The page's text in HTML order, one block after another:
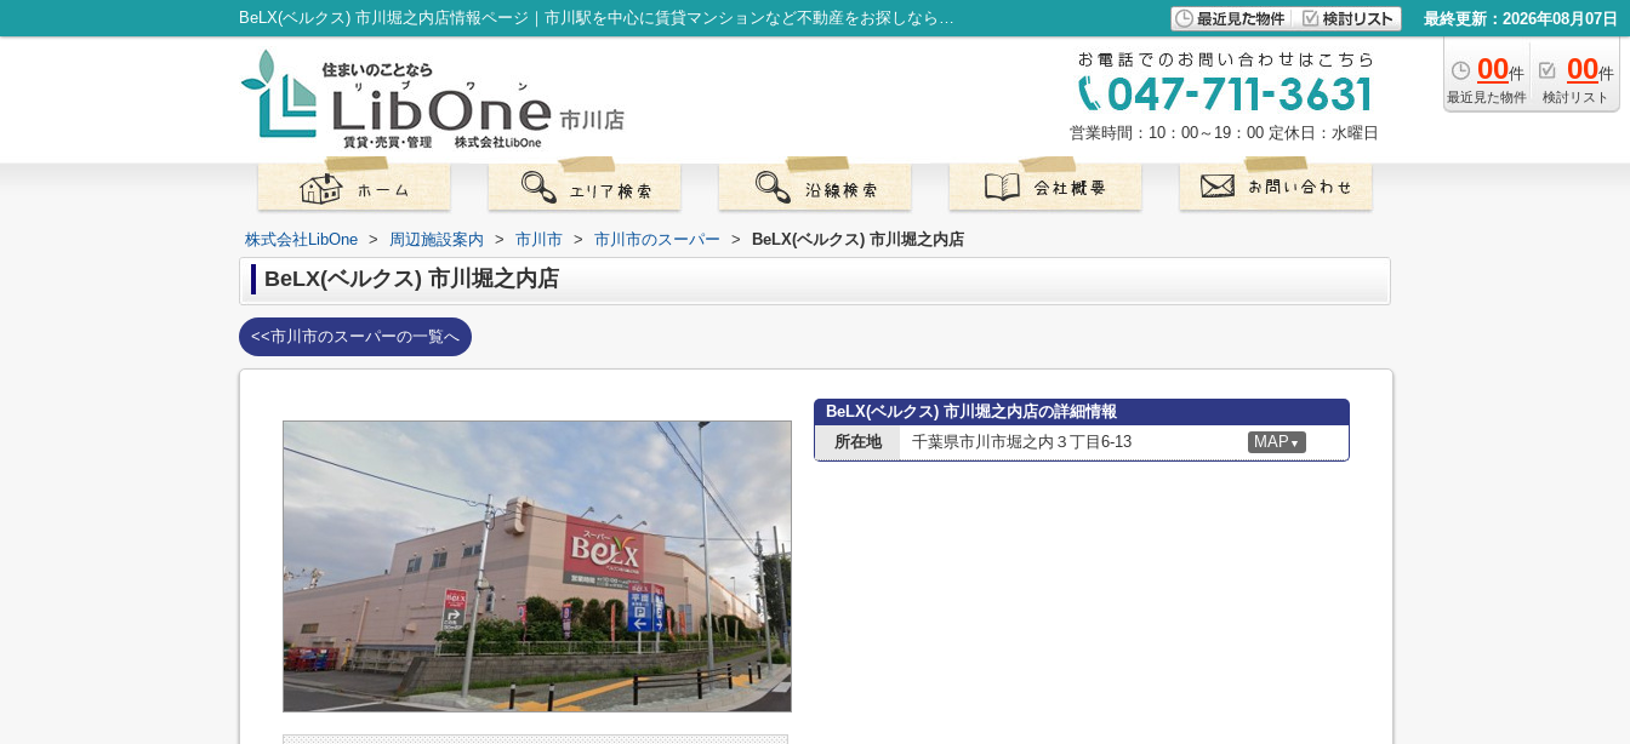
BeLX(ベルクス) 市川堀之内店情報ページ｜市川駅を中心に賃貸マンションなど不動産をお探しなら株式会社LibOneへ 最終更新：2026年08月07日
00件
最近見た物件
00件
検討リスト
営業時間：10：00～19：00 定休日：水曜日
株式会社LibOne > 周辺施設案内 > 市川市 > 市川市のスーパー > BeLX(ベルクス) 市川堀之内店
BeLX(ベルクス) 市川堀之内店
<<市川市のスーパーの一覧へ
BeLX(ベルクス) 市川堀之内店の詳細情報
所在地
千葉県市川市堀之内３丁目6-13 MAP ▼